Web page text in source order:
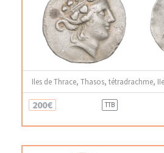
Iles de Thrace, Thasos, tétradrachme,
200€ TTB